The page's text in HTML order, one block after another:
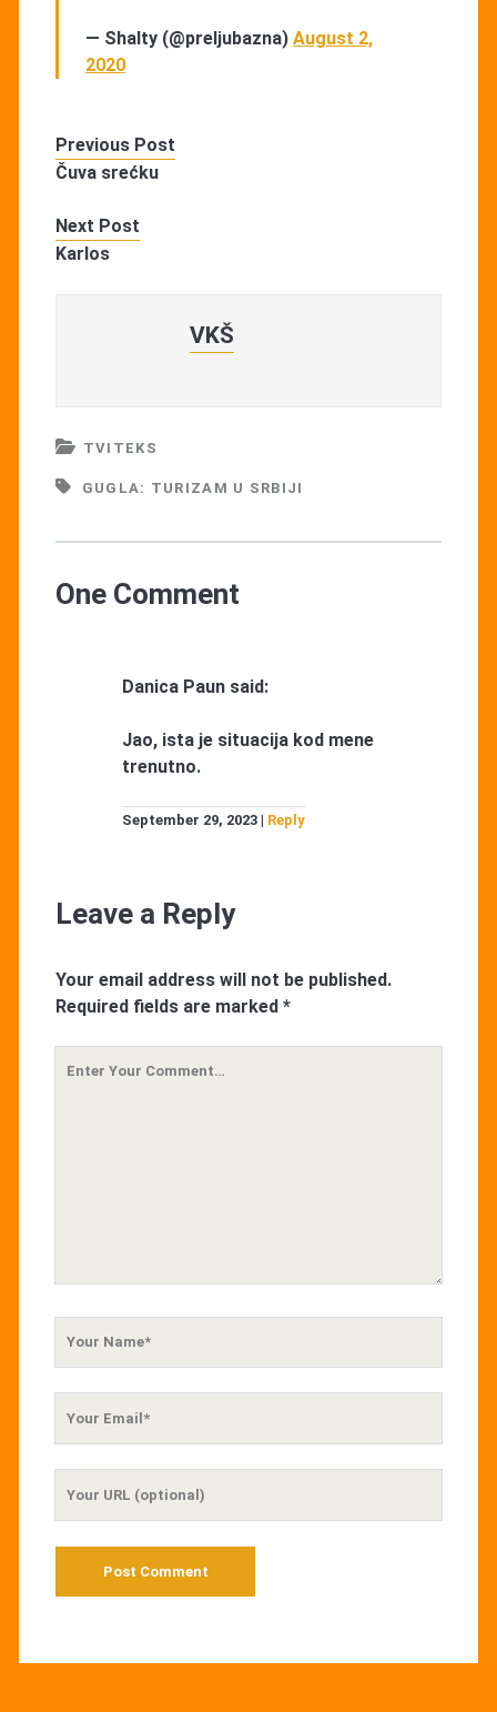
— Shalty (@preljubazna) August 2,
2020
Previous Post
Čuva srećku
Next Post
Karlos
VKŠ
TVITEKS
GUGLA: TURIZAM U SRBIJI
One Comment
Danica Paun said:
Jao, ista je situacija kod mene
trenutno.
September 29, 2023 Reply
Leave a Reply
Your email address will not be published.
Required fields are marked *